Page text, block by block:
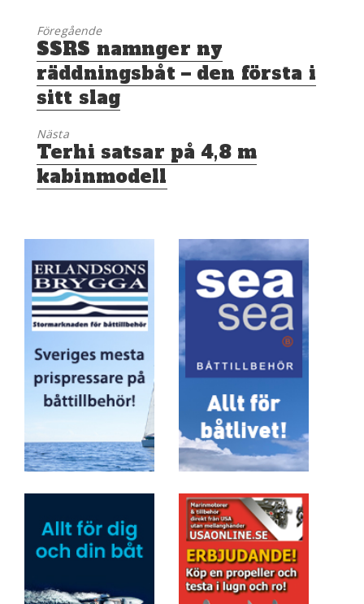
Föregående
Föregående
inlägg:
SSRS namnger ny
räddningsbåt – den första i
sitt slag
Nästa
Nästa
inlägg:
Terhi satsar på 4,8 m
kabinmodell